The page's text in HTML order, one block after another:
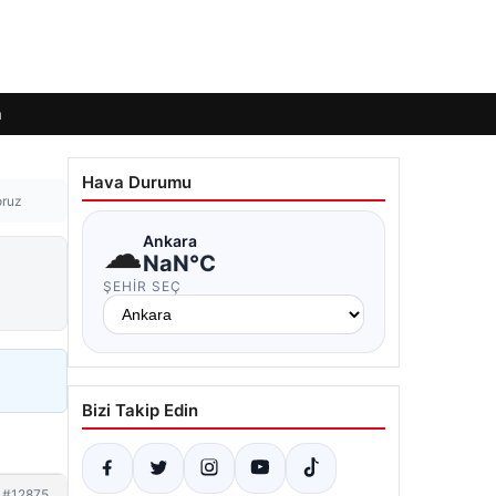
Hava Durumu
☁Ankara
NaN°C
ŞEHIR SEÇ
Bizi Takip Edin